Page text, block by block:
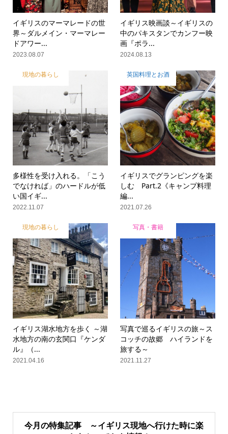
イギリスのマーマレードの世
界～ダルメイン・マーマレー
ドアワー...
2023.08.07
イギリス映画談～イギリスの
中のパキスタンでカンフー映
画『ポラ...
2024.08.13
現地の暮らし
多様性を受け入れる。「こう
でなければ」のハードルが低
い国イギ...
2022.11.07
英国料理とお酒
イギリスでグランピングを楽
しむ Part.2《キャンプ料理
編...
2021.07.26
現地の暮らし
イギリス湖水地方を歩く ～湖
水地方の南の玄関口『ケンダ
ル』（...
2021.04.16
写真・書籍
写真で巡るイギリスの旅～ス
コッチの故郷 ハイランドを
旅する～
2021.11.27
今月の特集記事 ～イギリス現地へ行けた時に楽